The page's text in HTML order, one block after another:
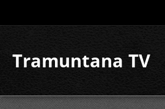
Tramuntana TV